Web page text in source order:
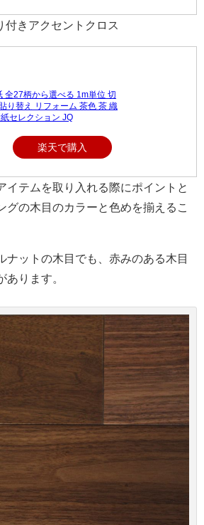
付きアクセントクロス
全27柄から選べる 1m単位 切
り替え リフォーム 茶色 茶 織
セレクション JQ
楽天で購入
イテムを取り入れる際にポイントと
グの木目のカラーと色めを揃えるこ
ナットの木目でも、赤みのある木目
あります。